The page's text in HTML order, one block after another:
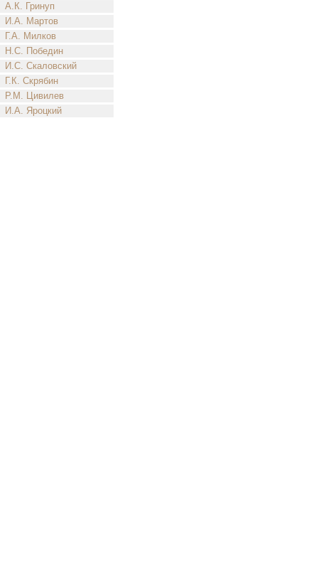
А.К. Гринуп
И.А. Мартов
Г.А. Милков
Н.С. Победин
И.С. Скаловский
Г.К. Скрябин
Р.М. Цивилев
И.А. Яроцкий